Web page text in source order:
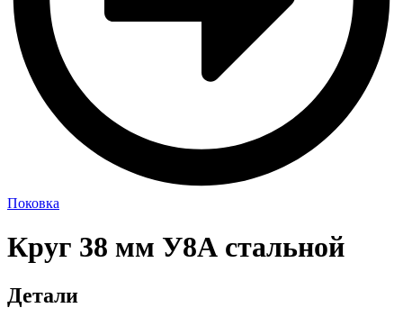
Поковка
Круг 38 мм У8А стальной
Детали